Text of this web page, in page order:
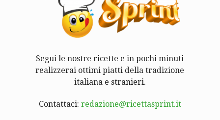
Segui le nostre ricette e in pochi minuti
realizzerai ottimi piatti della tradizione
italiana e stranieri.
Contattaci: redazione@ricettasprint.it